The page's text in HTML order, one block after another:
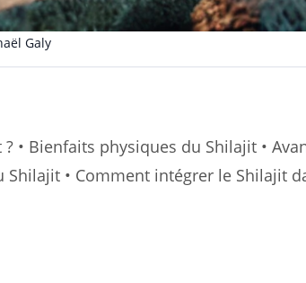
Galy
? • Bienfaits physiques du Shilajit •
• Comment intégrer le Shilajit